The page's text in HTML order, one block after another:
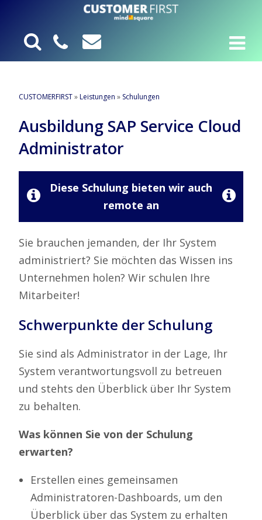
CUSTOMERFIRST»Leistungen » Schulungen
Ausbildung SAP Service Cloud
Administrator
Diese Schulung bieten wir auch
remote an
Sie brauchen jemanden, der Ihr System
administriert? Sie möchten das Wissen ins
Unternehmen holen? Wir schulen Ihre
Mitarbeiter!
Schwerpunkte der Schulung
Sie sind als Administrator in der Lage, Ihr
System verantwortungsvoll zu betreuen
und stehts den Überblick über Ihr System
zu behalten.
Was können Sie von der Schulung
erwarten?
Erstellen eines gemeinsamen
Administratoren-Dashboards, um den
Überblick über das System zu erhalten